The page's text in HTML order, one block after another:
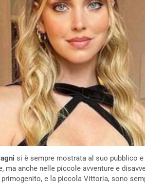
si è sempre mostrata al suo pubblico
ma anche nelle piccole avventure e
e la piccola Vittoria, sono